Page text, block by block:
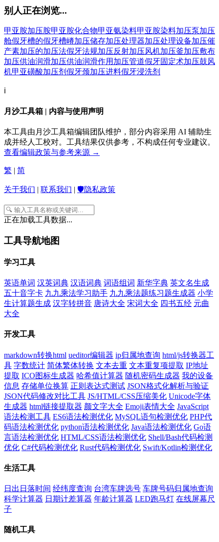
别人正在浏览...
甲亚胺加压胺甲亚胺化合物甲亚氨染料甲亚胺染料加压泵加压
舱假牙槽的假牙槽嵴加压储存加压处理器加压处理设备加压催
产素加压的加压法假牙法规加压反射加压风机加压釜加压敷布
加压供油润滑加压供油润滑作用 加压管道假牙固定术加压鼓风
机甲亚磺酸加压剂 假牙颈加压进料假牙浸洗剂
ℹ️
月沙工具箱 | 内容与使用声明
本工具由月沙工具箱编辑团队维护，部分内容采用 AI 辅助生
成并经人工校对。工具结果仅供参考，不构成任何专业建议。
查看编辑政策与参考来源 →
繁 | 简
关于我们 | 联系我们 | 🛡️隐私政策
正在加载工具数据...
工具导航地图
学习工具
英语单词 汉英词典 汉语词典 词语组词 新华字典 英文名生成
五十音字卡 九九乘法学习助手 九九乘法题练习题生成器 小学
生计算题生成 汉字转拼音 唐诗大全 宋词大全 四书五经 元曲
大全
开发工具
markdown转换html ueditor编辑器 ip归属地查询 html/js转换器工
具 字数统计 简体繁体转换 文本去重 文本重复项提取 IP地址
提取 ICO图标生成器 哈希值计算器 随机密码生成器 我的设备
信息 存储单位换算 正则表达式测试 JSON格式化解析与验证
JSON代码修改对比工具 JS/HTML/CSS压缩美化 Unicode字体
生成器 html链接提取器 颜文字大全 Emoji表情大全 JavaScript
语法检测工具 ES6语法检测优化 MySQL语句检测优化 PHP代
码语法检测优化 python语法检测优化 Java语法检测优化 Go语
言语法检测优化 HTML/CSS语法检测优化 Shell/Bash代码检测
优化 C#代码检测优化 Rust代码检测优化 Swift/Kotlin检测优化
生活工具
日出日落时间 经纬度查询 台湾车牌选号 车牌号码归属地查询
科学计算器 日期计差算器 年龄计算器 LED跑马灯 在线屏幕尺
子
随机工具